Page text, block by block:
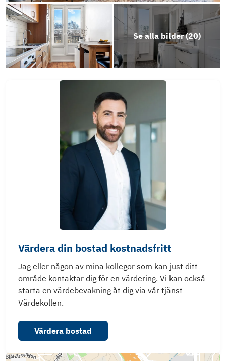
Se alla bilder (20)
Värdera din bostad kostnadsfritt
Jag eller någon av mina kollegor som kan just ditt
område kontaktar dig för en värdering. Vi kan också
starta en värdebevakning åt dig via vår tjänst
Värdekollen.
Värdera bostad